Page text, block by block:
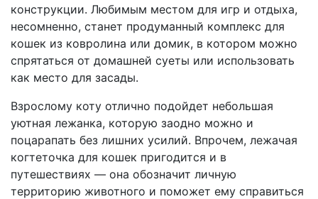
конструкции. Любимым местом для игр и отдыха,
несомненно, станет продуманный комплекс для
кошек из ковролина или домик, в котором можно
спрятаться от домашней суеты или использовать
как место для засады.
Взрослому коту отлично подойдет небольшая
уютная лежанка, которую заодно можно и
поцарапать без лишних усилий. Впрочем, лежачая
когтеточка для кошек пригодится и в
путешествиях — она обозначит личную
территорию животного и поможет ему справиться